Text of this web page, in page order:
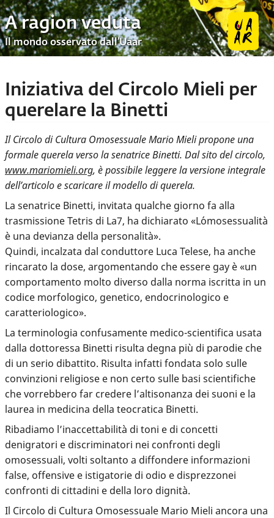
A ragion veduta
Il mondo osservato dall’Uaar
Iniziativa del Circolo Mieli per
querelare la Binetti
Il Circolo di Cultura Omosessuale Mario Mieli propone una
formale querela verso la senatrice Binetti. Dal sito del circolo,
www.mariomieli.org, è possibile leggere la versione integrale
dell’articolo e scaricare il modello di querela.
La senatrice Binetti, invitata qualche giorno fa alla
trasmissione Tetris di La7, ha dichiarato «L´omosessualità
è una devianza della personalità».
Quindi, incalzata dal conduttore Luca Telese, ha anche
rincarato la dose, argomentando che essere gay è «un
comportamento molto diverso dalla norma iscritta in un
codice morfologico, genetico, endocrinologico e
caratteriologico».
La terminologia confusamente medico-scientifica usata
dalla dottoressa Binetti risulta degna più di parodie che
di un serio dibattito. Risulta infatti fondata solo sulle
convinzioni religiose e non certo sulle basi scientifiche
che vorrebbero far credere l’altisonanza dei suoni e la
laurea in medicina della teocratica Binetti.
Ribadiamo l’inaccettabilità di toni e di concetti
denigratori e discriminatori nei confronti degli
omosessuali, volti soltanto a diffondere informazioni
false, offensive e istigatorie di odio e disprezzonei
confronti di cittadini e della loro dignità.
Il Circolo di Cultura Omosessuale Mario Mieli ancora una